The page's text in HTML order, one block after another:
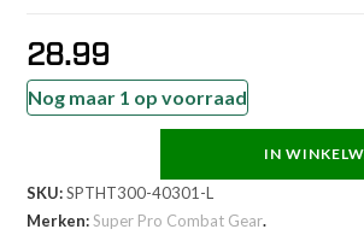
28.99
Nog maar 1 op voorraad
Pro
Combat
IN
SKU:SPTHT300-40301-L
Merken:Super Pro Combat Gear.